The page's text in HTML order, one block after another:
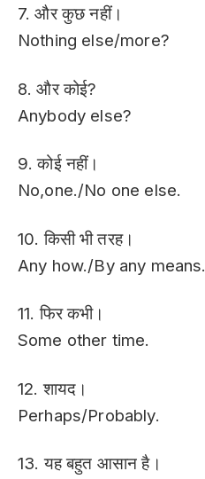
7. और कुछ नहीं।
Nothing else/more?
8. और कोई?
Anybody else?
9. कोई नहीं।
No,one./No one else.
10. किसी भी तरह।
Any how./By any means.
11. फिर कभी।
Some other time.
12. शायद।
Perhaps/Probably.
13. यह बहुत आसान है।